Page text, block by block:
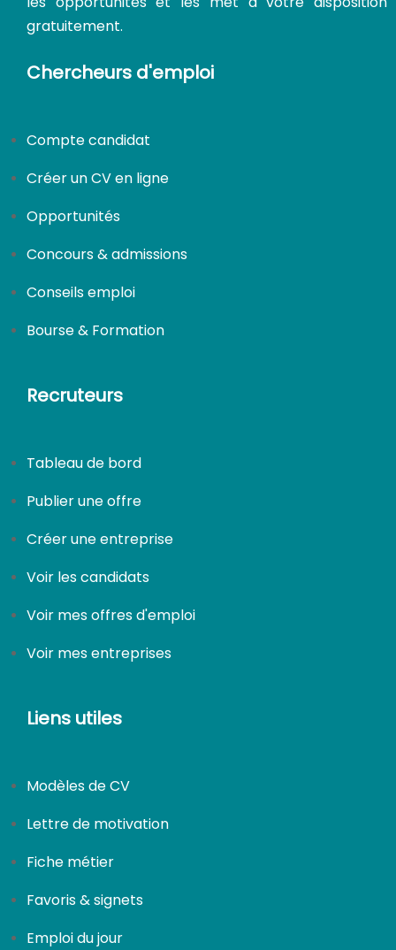
gratuitement.
Chercheurs d'emploi
Compte candidat
Créer un CV en ligne
Opportunités
Concours & admissions
Conseils emploi
Bourse & Formation
Recruteurs
Tableau de bord
Publier une offre
Créer une entreprise
Voir les candidats
Voir mes offres d'emploi
Voir mes entreprises
Liens utiles
Modèles de CV
Lettre de motivation
Fiche métier
Favoris & signets
Emploi du jour